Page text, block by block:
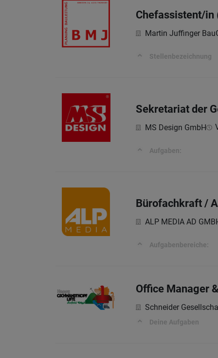
Chefassistent/in
Martin Juffinger
Stellenbezeichnung
Sekretariat der
MS Design GmbH
Aufgaben:
Bürofachkraft /
ALP MEDIA AD
Aufgabenbereiche:
Office Manager
Schneider
Deine Aufgaben